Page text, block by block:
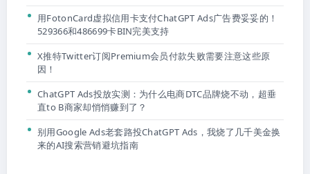
用FotonCard虚拟信用卡支付ChatGPT Ads广告费妥妥的！
529366和486699卡BIN完美支持
X推特Twitter订阅Premium会员付款失败需要注意这些原
因！
ChatGPT Ads投放实测：为什么电商DTC品牌烧不动，超垂
直to B商家却悄悄赚到了？
别用Google Ads老套路投ChatGPT Ads，我烧了几千美金换
来的AI搜索营销避坑指南